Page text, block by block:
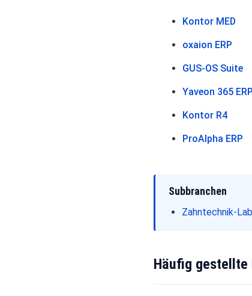
Kontor MED
oxaion ERP
GUS-OS Suite
Yaveon 365 ERP
Kontor R4
ProAlpha ERP
Subbranchen
Zahntechnik-
Häufig gestellte